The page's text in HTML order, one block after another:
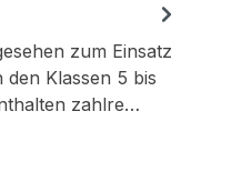
zum Einsatz
Klassen 5 bis
zahlre…